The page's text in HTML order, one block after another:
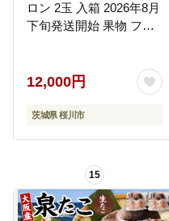
ロン 2玉 入箱 2026年8月
下旬発送開始 果物 フル
ロン メロン くだもの 茨
12,000円
茨城県 桜川市
15